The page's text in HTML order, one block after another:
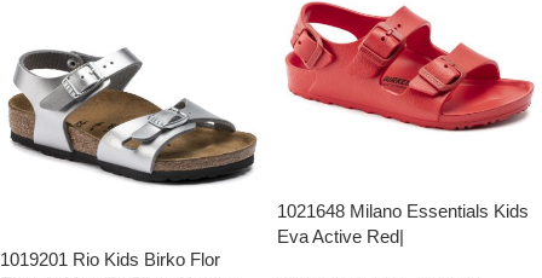
1019201 Rio Kids Birko Flor
1021648 Milano Essentials Kids
Eva Active Red|